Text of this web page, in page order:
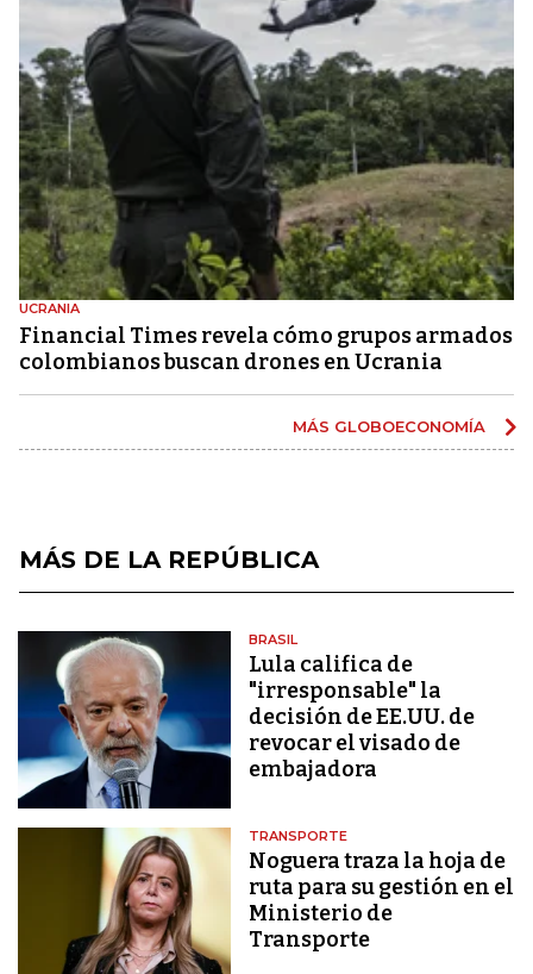
UCRANIA
Financial Times revela cómo grupos armados
colombianos buscan drones en Ucrania
MÁS GLOBOECONOMÍA
MÁS DE LA REPÚBLICA
BRASIL
Lula califica de
"irresponsable" la
decisión de EE.UU. de
revocar el visado de
embajadora
TRANSPORTE
Noguera traza la hoja de
ruta para su gestión en el
Ministerio de
Transporte